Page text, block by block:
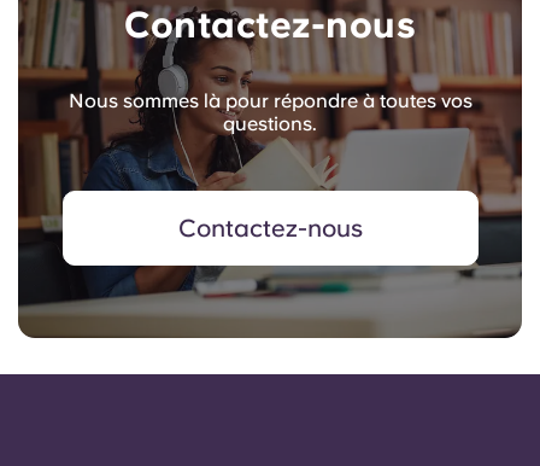
Contactez-nous
Nous sommes là pour répondre à toutes vos
questions.
Contactez-nous